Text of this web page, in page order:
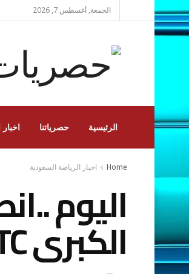
الجمعة, أغسطس 7, 2026
الرئيسية حصرياتنا
Home اخبار الرياضة السعودية
اليوم
الكبرى STC للفورمولا1